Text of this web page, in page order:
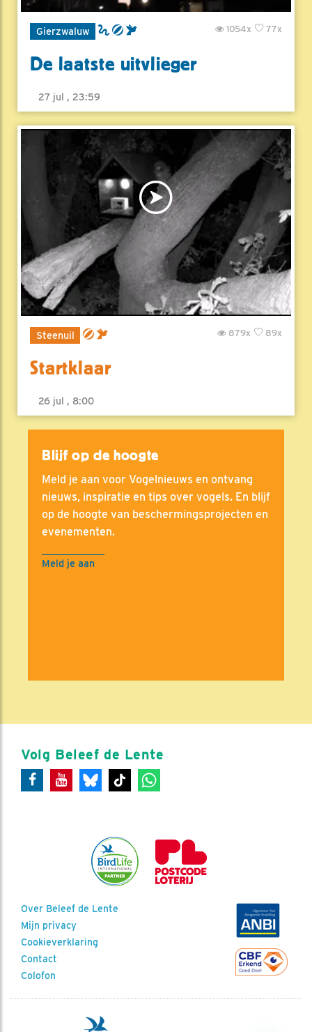
Gierzwaluw 77x
1054x
De laatste uitvlieger
27 jul , 23:59
Steenuil 89x
879x
Startklaar
26 jul , 8:00
Blijf op de hoogte
Meld je aan voor Vogelnieuws en ontvang
nieuws, inspiratie en tips over vogels. En blijf
op de hoogte van beschermingsprojecten en
evenementen.
Meld je aan
Volg Beleef de Lente
Over Beleef de Lente
Mijn privacy
Cookieverklaring
Contact
Colofon